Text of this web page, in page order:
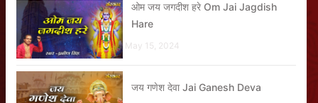
ओम जय जगदीश हरे Om Jai Jagdish
Hare
May 15, 2024
जय गणेश देवा Jai Ganesh Deva